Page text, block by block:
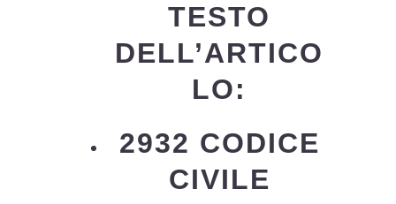
TESTO
DELL’ARTICO
LO:
2932 CODICE
CIVILE